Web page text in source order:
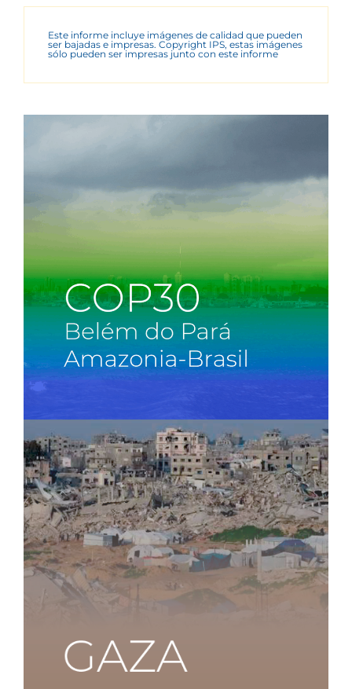
Este informe incluye imágenes de calidad que pueden
ser bajadas e impresas. Copyright IPS, estas imágenes
sólo pueden ser impresas junto con este informe